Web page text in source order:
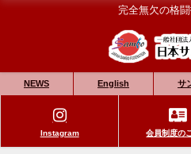
完全無欠の格闘
NEWS English サ
Instagram 会員制度の